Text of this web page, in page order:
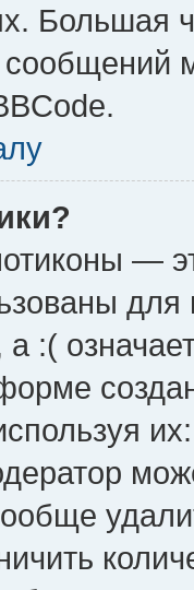
Большая
—
а :(